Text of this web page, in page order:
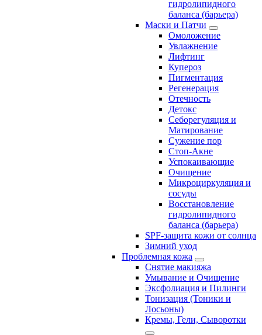
гидролипидного
баланса (барьера)
Маски и Патчи
Омоложение
Увлажнение
Лифтинг
Купероз
Пигментация
Регенерация
Отечность
Детокс
Себорегуляция и
Матирование
Сужение пор
Стоп-Акне
Успокаивающие
Очищение
Микроциркуляция и
сосуды
Восстановление
гидролипидного
баланса (барьера)
SPF-защита кожи от солнца
Зимний уход
Проблемная кожа
Снятие макияжа
Умывание и Очищение
Эксфолиация и Пилинги
Тонизация (Тоники и
Лосьоны)
Кремы, Гели, Сыворотки